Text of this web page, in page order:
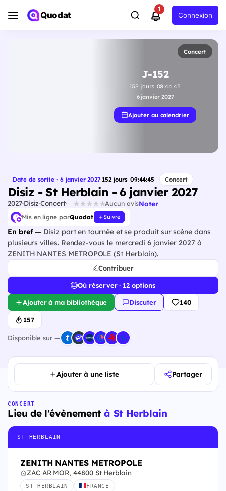
Quodat
1
Connexion
Concert
J-152
152 jours 09:44:44
6 janvier 2027
Ajouter au calendrier
Date de sortie · 6 janvier 2027·152jours 09:44:44 Concert
Disiz - St Herblain - 6 janvier 2027
2027DisizConcert Aucun avisNoter
Mis en ligne parQuodat Suivre
En bref — Disiz part en tournée et se produit sur scène dans
plusieurs villes. Rendez-vous le mercredi 6 janvier 2027 à
ZENITH NANTES METROPOLE (St Herblain).
Contribuer
Où réserver · 12 options
Ajouter à ma bibliothèque Discuter 140
157
Disponible sur —
Ajouter à une liste Partager
CONCERT
Lieu de l'évènementà St Herblain
ST HERBLAIN
ZENITH NANTES METROPOLE
ZAC AR MOR, 44800 St Herblain
ST HERBLAIN FRANCE